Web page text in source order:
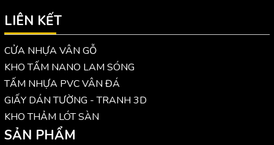
LIÊN KẾT
CỬA NHỰA VÂN GỖ
KHO TẤM NANO LAM SÓNG
TẤM NHỰA PVC VÂN ĐÁ
GIẤY DÁN TƯỜNG - TRANH 3D
KHO THẢM LÓT SÀN
SẢN PHẨM